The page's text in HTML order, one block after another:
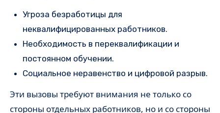
Угроза безработицы для
неквалифицированных работников.
Необходимость в переквалификации и
постоянном обучении.
Социальное неравенство и цифровой разрыв.
Эти вызовы требуют внимания не только со
стороны отдельных работников, но и со стороны